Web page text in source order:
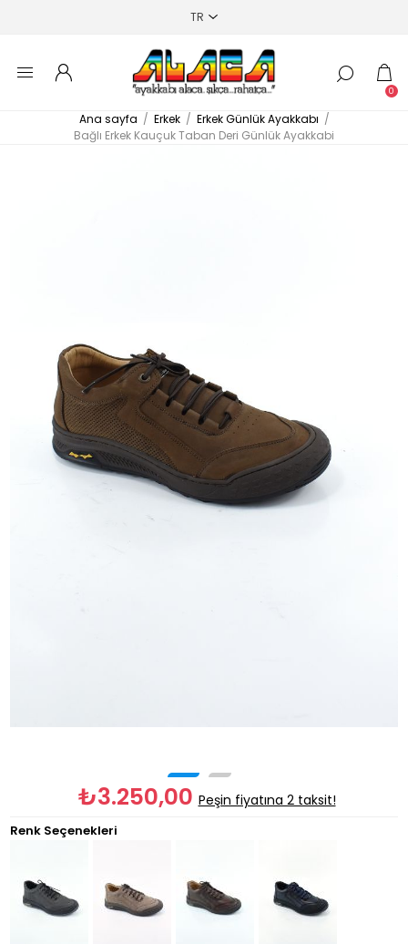
0
Ana sayfa / Erkek / Erkek Günlük Ayakkabı /
Bağlı Erkek Kauçuk Taban Deri Günlük Ayakkabi
₺3.250,00 Peşin fiyatına 2 taksit!
Renk Seçenekleri